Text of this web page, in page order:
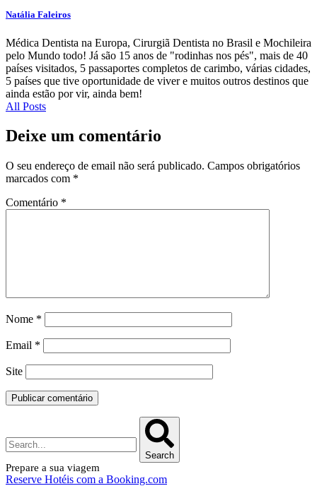
Natália Faleiros
Médica Dentista na Europa, Cirurgiã Dentista no Brasil e Mochileira
pelo Mundo todo! Já são 15 anos de "rodinhas nos pés", mais de 40
países visitados, 5 passaportes completos de carimbo, várias cidades,
5 países que tive oportunidade de viver e muitos outros destinos que
ainda estão por vir, ainda bem!
All Posts
Deixe um comentário
O seu endereço de email não será publicado. Campos obrigatórios
marcados com *
Comentário *
Nome *
Email *
Site
Search
Prepare a sua viagem
Reserve Hotéis com a Booking.com